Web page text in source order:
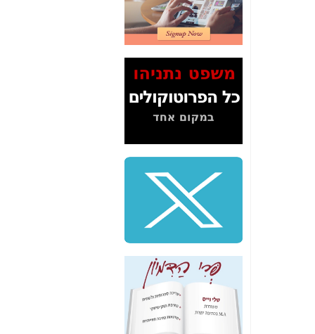
2" על תעלולי השר
משה כחלון -כאן
הסלולר" ואיך מסרסים
את הנתונים לציבור -
כאן
סיכום ביקור בסיליקון
שלמה פילבר (עד
לאחרונה מנכ"ל משרד
התקשורת) - עד
מדינה? הצחקתם
"יש אפליה בחקירה"?
חשיפה: למה השר
משה כחלון לא נחקר
עד היום? -
כאן